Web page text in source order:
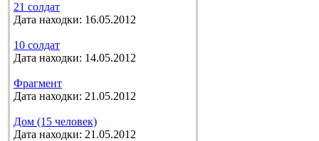
21 солдат
Дата находки: 16.05.2012
10 солдат
Дата находки: 14.05.2012
Фрагмент
Дата находки: 21.05.2012
Дом (15 человек)
Дата находки: 21.05.2012